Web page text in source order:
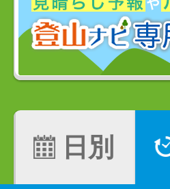
日別